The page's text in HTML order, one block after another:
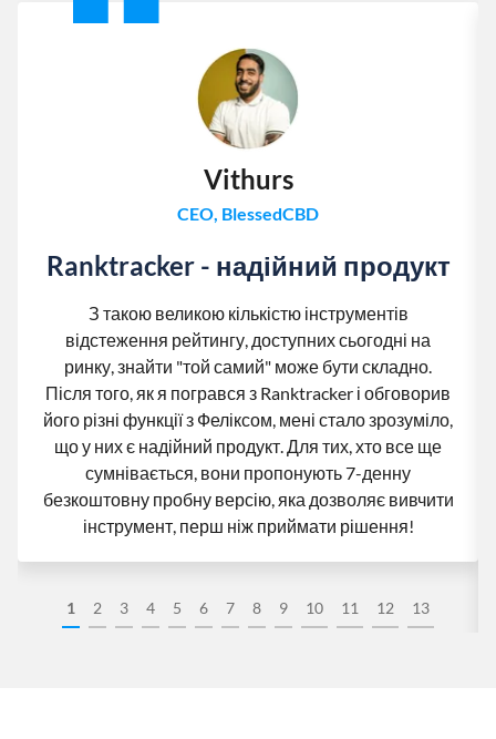
1 2 3 4 5 6 7 8 9 10 11 12 13
Vithurs
CEO, BlessedCBD
Ranktracker - надійний продукт
З такою великою кількістю інструментів
відстеження рейтингу, доступних сьогодні на
ринку, знайти "той самий" може бути складно.
Після того, як я погрався з Ranktracker і обговорив
його різні функції з Феліксом, мені стало зрозуміло,
що у них є надійний продукт. Для тих, хто все ще
сумнівається, вони пропонують 7-денну
безкоштовну пробну версію, яка дозволяє вивчити
інструмент, перш ніж приймати рішення!